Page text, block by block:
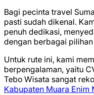
Bagi pecinta travel
pasti sudah dikenal.
penuh dedikasi,
dengan berbagai
Untuk rute ini, kami
berpengalaman, yaitu
Tebo Wisata sangat
Kabupaten Muara Enim